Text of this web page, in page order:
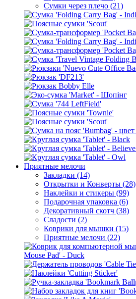
Сумки через плечо (21)
Приятные мелочи
Закладки (14)
Открытки и Конверты (28)
Наклейки и стикеры (99)
Подарочная упаковка (6)
Декоративный скотч (38)
Сладости (2)
Коврики для мышки (15)
Приятные мелочи (22)